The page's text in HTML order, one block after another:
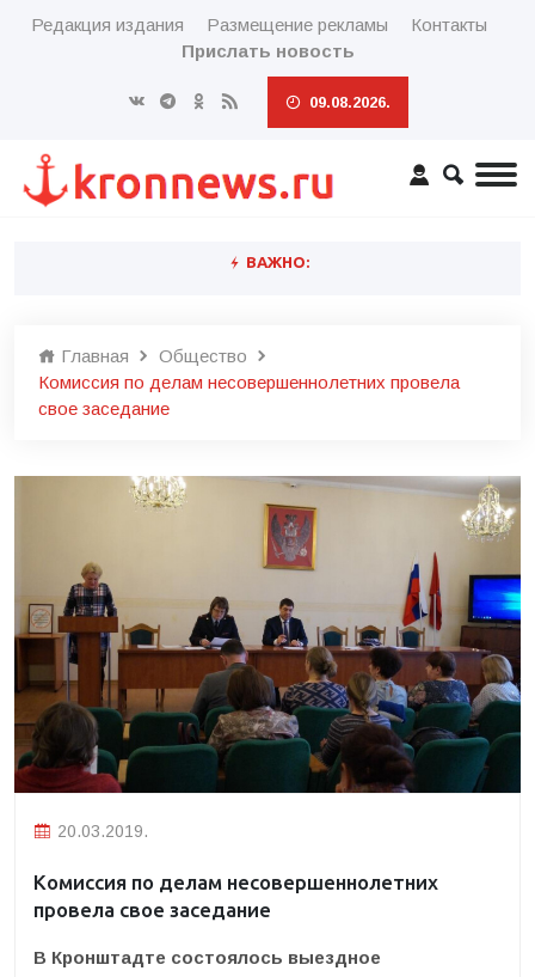
Редакция издания Размещение рекламы
Контакты
Прислать новость
09.08.2026.
ВАЖНО:
Главная
Общество
Комиссия по делам несовершеннолетних провела
свое заседание
20.03.2019.
Комиссия по делам несовершеннолетних
провела свое заседание
В Кронштадте состоялось выездное